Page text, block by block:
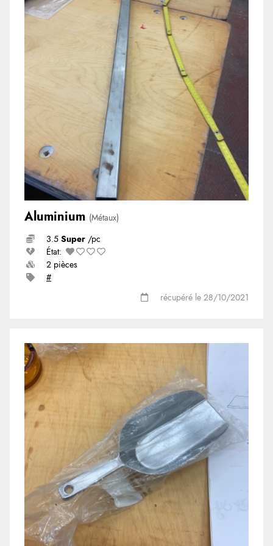
Aluminium (Métaux)
3.5 Super /pc
État:
2 pièces
#
récupéré le 28/10/2021